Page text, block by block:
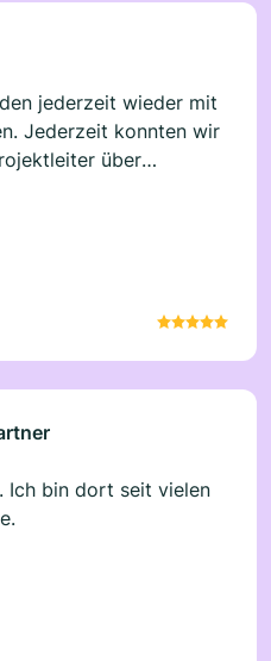
jederzeit wieder mit
Jederzeit konnten wir
über
bearbeitet, alle
als auch
Ich bin dort seit vielen